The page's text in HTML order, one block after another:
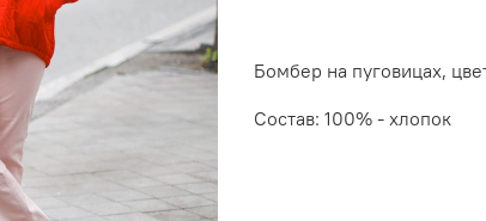
Бомбер на пуговицах,
Состав: 100% - хлопок